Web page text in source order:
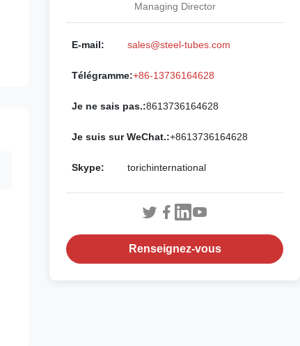
Managing Director
E-mail: sales@steel-tubes.com
Télégramme:+86-13736164628
Je ne sais pas.:8613736164628
Je suis sur WeChat.:+8613736164628
Skype: torichinternational
Renseignez-vous